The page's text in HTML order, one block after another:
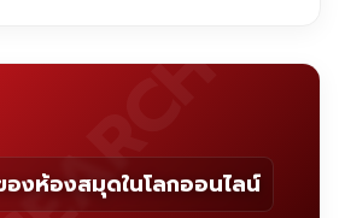
องห้องสมุดในโลกออนไลน์